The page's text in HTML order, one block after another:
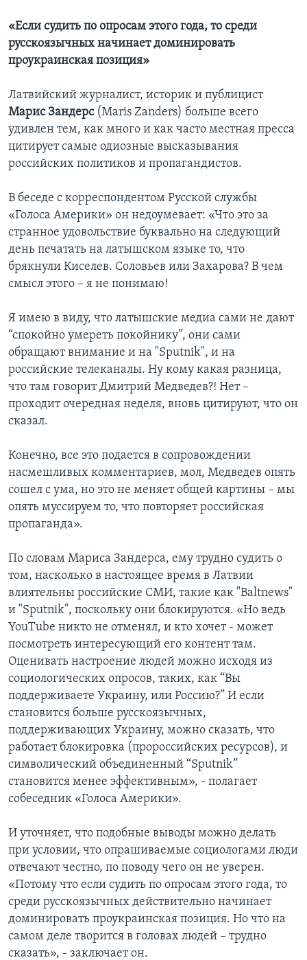
«Если судить по опросам этого года, то среди
русскоязычных начинает доминировать
проукраинская позиция»
Латвийский журналист, историк и публицист
Марис Зандерс(Maris Zanders) больше всего
удивлен тем, как много и как часто местная пресса
цитирует самые одиозные высказывания
российских политиков и пропагандистов.
В беседе с корреспондентом Русской службы
«Голоса Америки» он недоумевает: «Что это за
странное удовольствие буквально на следующий
день печатать на латышском языке то, что
брякнули Киселев. Соловьев или Захарова? В чем
смысл этого – я не понимаю!
Я имею в виду, что латышские медиа сами не дают
“спокойно умереть покойнику”, они сами
обращают внимание и на "Sputnik", и на
российские телеканалы. Ну кому какая разница,
что там говорит Дмитрий Медведев?! Нет –
проходит очередная неделя, вновь цитируют, что он
сказал.
Конечно, все это подается в сопровождении
насмешливых комментариев, мол, Медведев опять
сошел с ума, но это не меняет общей картины – мы
опять муссируем то, что повторяет российская
пропаганда».
По словам Мариса Зандерса, ему трудно судить о
том, насколько в настоящее время в Латвии
влиятельны российские СМИ, такие как "Baltnews"
и "Sputnik", поскольку они блокируются. «Но ведь
YouTube никто не отменял, и кто хочет - может
посмотреть интересующий его контент там.
Оценивать настроение людей можно исходя из
социологических опросов, таких, как “Вы
поддерживаете Украину, или Россию?” И если
становится больше русскоязычных,
поддерживающих Украину, можно сказать, что
работает блокировка (пророссийских ресурсов), и
символический объединенный “Sputnik”
становится менее эффективным», - полагает
собеседник «Голоса Америки».
И уточняет, что подобные выводы можно делать
при условии, что опрашиваемые социологами люди
отвечают честно, по поводу чего он не уверен.
«Потому что если судить по опросам этого года, то
среди русскоязычных действительно начинает
доминировать проукраинская позиция. Но что на
самом деле творится в головах людей – трудно
сказать», - заключает он.